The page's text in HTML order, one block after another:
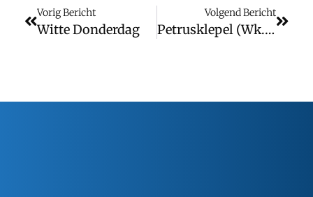
Vorig Bericht
Witte Donderdag
Volgend Bericht
Petrusklepel (wk. 15)